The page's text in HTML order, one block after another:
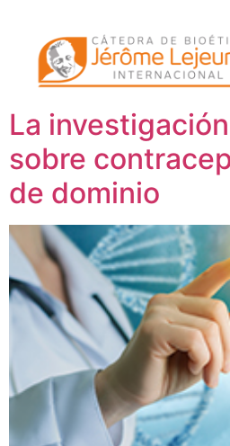
Etiqueta:
Institution
La
sobre
de dominio